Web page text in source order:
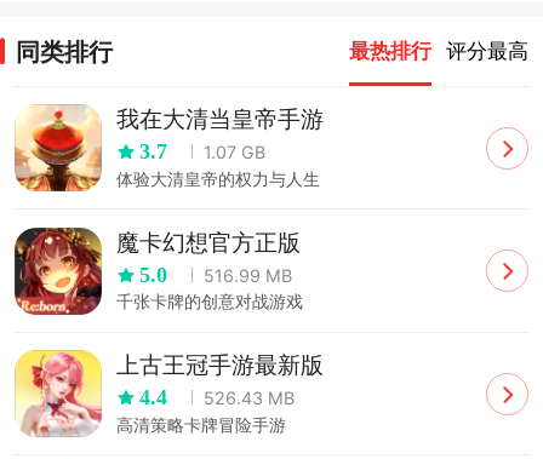
同类排行 最热排行 评分最高
我在大清当皇帝手游
3.7
1.07 GB
体验大清皇帝的权力与人生
魔卡幻想官方正版
5.0
516.99 MB
千张卡牌的创意对战游戏
上古王冠手游最新版
4.4
526.43 MB
高清策略卡牌冒险手游